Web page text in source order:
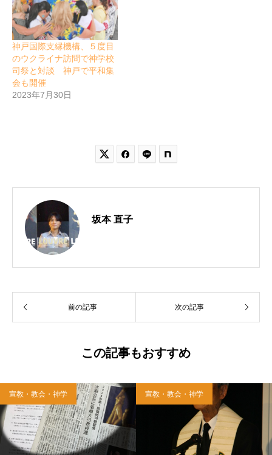
神戸国際支縁機構、５度目
のウクライナ訪問で神学校
司祭と対談 神戸で平和集
会も開催
2023年7月30日
 
坂本 直子
前の記事 次の記事
この記事もおすすめ
宣教・教会・神学 宣教・教会・神学